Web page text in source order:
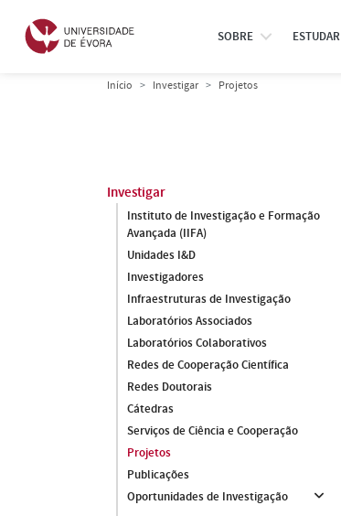
SOBRE ESTUDAR
Início Investigar Projetos
Investigar
Instituto de Investigação e Formação
Avançada (IIFA)
Unidades I&D
Investigadores
Infraestruturas de Investigação
Laboratórios Associados
Laboratórios Colaborativos
Redes de Cooperação Científica
Redes Doutorais
Cátedras
Serviços de Ciência e Cooperação
Projetos
Publicações
Oportunidades de Investigação